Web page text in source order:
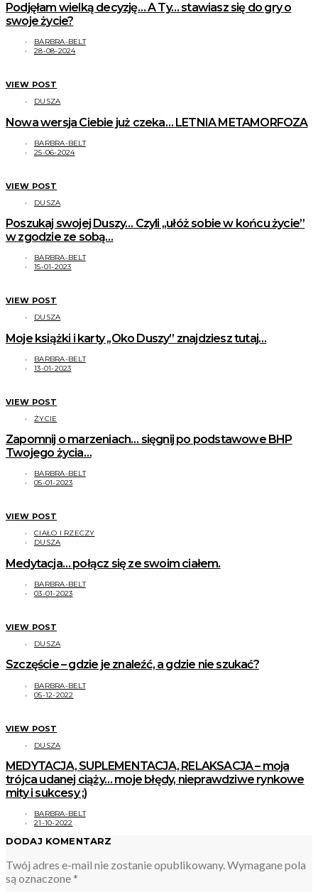
Podjęłam wielką decyzję… A Ty… stawiasz się do gry o
swoje życie?
BARBRA-BELT
28-08-2024
VIEW POST
DUSZA
Nowa wersja Ciebie już czeka… LETNIA METAMORFOZA
BARBRA-BELT
25-06-2024
VIEW POST
DUSZA
Poszukaj swojej Duszy… Czyli ,,ułóż sobie w końcu życie”
w zgodzie ze sobą…
BARBRA-BELT
15-01-2023
VIEW POST
DUSZA
Moje książki i karty ,,Oko Duszy” znajdziesz tutaj…
BARBRA-BELT
13-01-2023
VIEW POST
ŻYCIE
Zapomnij o marzeniach… sięgnij po podstawowe BHP
Twojego życia…
BARBRA-BELT
05-01-2023
VIEW POST
CIAŁO I RZECZY
DUSZA
Medytacja… połącz się ze swoim ciałem.
BARBRA-BELT
03-01-2023
VIEW POST
DUSZA
Szczęście – gdzie je znaleźć, a gdzie nie szukać?
BARBRA-BELT
05-12-2022
VIEW POST
DUSZA
MEDYTACJA, SUPLEMENTACJA, RELAKSACJA – moja
trójca udanej ciąży… moje błędy, nieprawdziwe rynkowe
mity i sukcesy ;)
BARBRA-BELT
21-10-2022
DODAJ KOMENTARZ
Twój adres e-mail nie zostanie opublikowany.Wymagane pola
są oznaczone *